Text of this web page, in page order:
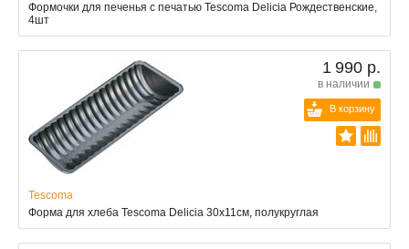
Формочки для печенья с печатью Tescoma Delicia Рождественские,
4шт
1 990 р.
в наличии
В корзину
Tescoma
Форма для хлеба Tescoma Delicia 30x11см, полукруглая